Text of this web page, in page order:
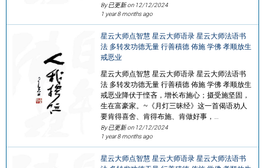
By 已更新 on 12/12/2024
1 year 8 months ago
星云大师点智慧 星云大师语录 星云大师法语书
法 多转发功德无量 行善積德 佈施 学佛 孝顺放生
戒恶业
星云大师点智慧 星云大师语录 星云大师法语书
法 多转发功德无量 行善積德 佈施 学佛 孝顺放生
戒恶业降伏于悭吝，增长布施心；摄受施坚固，
生在富豪家。~《月灯三昧经》这一首偈语劝人
要肯得喜舍、肯得布施、肯做好事，…
By 已更新 on 12/12/2024
1 year 8 months ago
星云大师点智慧 星云大师语录 星云大师法语书